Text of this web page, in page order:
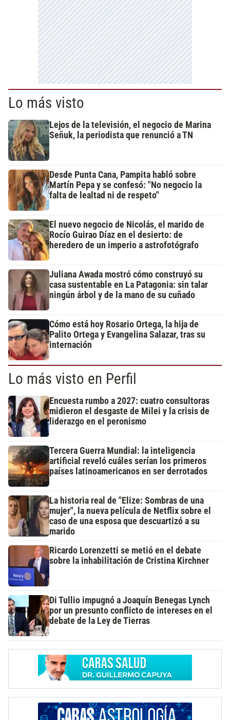
Lo más visto
Lejos de la televisión, el negocio de Marina
Señuk, la periodista que renunció a TN
Desde Punta Cana, Pampita habló sobre
Martín Pepa y se confesó: "No negocio la
falta de lealtad ni de respeto"
El nuevo negocio de Nicolás, el marido de
Rocío Guirao Díaz en el desierto: de
heredero de un imperio a astrofotógrafo
Juliana Awada mostró cómo construyó su
casa sustentable en La Patagonia: sin talar
ningún árbol y de la mano de su cuñado
Cómo está hoy Rosario Ortega, la hija de
Palito Ortega y Evangelina Salazar, tras su
internación
Lo más visto en Perfil
Encuesta rumbo a 2027: cuatro consultoras
midieron el desgaste de Milei y la crisis de
liderazgo en el peronismo
Tercera Guerra Mundial: la inteligencia
artificial reveló cuáles serían los primeros
países latinoamericanos en ser derrotados
La historia real de "Elize: Sombras de una
mujer", la nueva película de Netflix sobre el
caso de una esposa que descuartizó a su
marido
Ricardo Lorenzetti se metió en el debate
sobre la inhabilitación de Cristina Kirchner
Di Tullio impugnó a Joaquín Benegas Lynch
por un presunto conflicto de intereses en el
debate de la Ley de Tierras